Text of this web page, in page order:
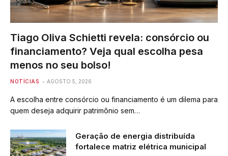
Tiago Oliva Schietti revela: consórcio ou
financiamento? Veja qual escolha pesa
menos no seu bolso!
NOTÍCIAS AGOSTO 5, 2026
A escolha entre consórcio ou financiamento é um dilema para
quem deseja adquirir patrimônio sem…
Geração de energia distribuída
fortalece matriz elétrica municipal